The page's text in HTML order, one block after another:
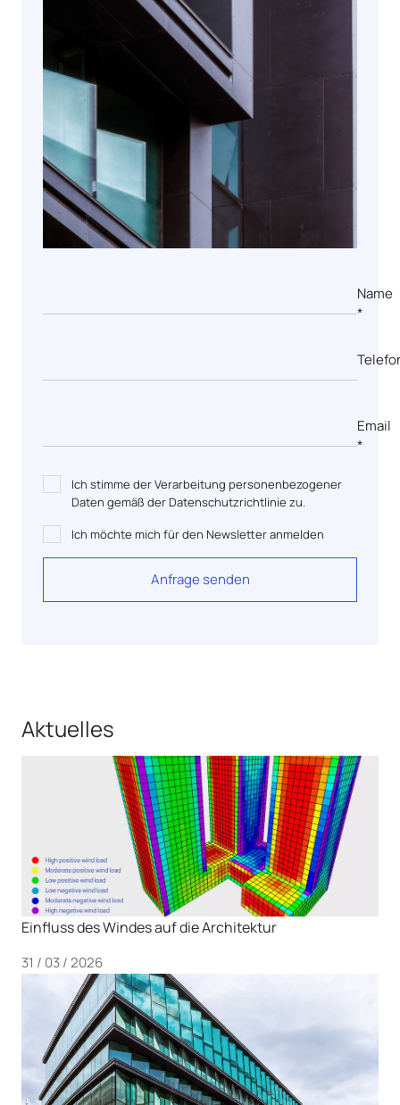
Name
*
Email
*
Ich stimme der Verarbeitung personenbezogener
Daten gemäß der Datenschutzrichtlinie zu.
Ich möchte mich für den Newsletter anmelden
Anfrage senden
Aktuelles
Einfluss des Windes auf die Architektur
31 / 03 / 2026